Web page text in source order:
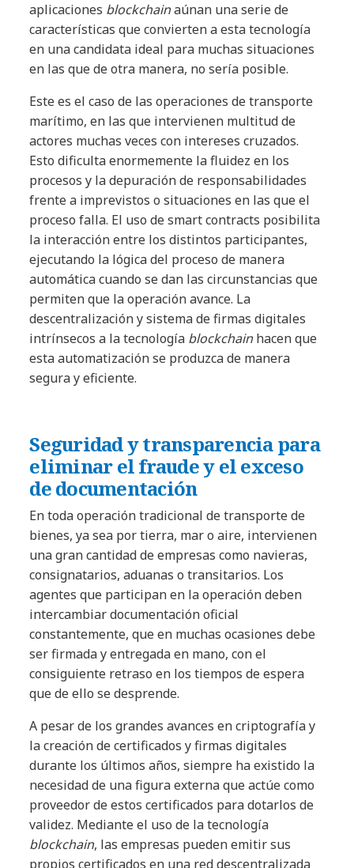
aplicaciones blockchainaúnan una serie de
características que convierten a esta tecnología
en una candidata ideal para muchas situaciones
en las que de otra manera, no sería posible.
Este es el caso de las operaciones de transporte
marítimo, en las que intervienen multitud de
actores muchas veces con intereses cruzados.
Esto dificulta enormemente la fluidez en los
procesos y la depuración de responsabilidades
frente a imprevistos o situaciones en las que el
proceso falla. El uso de smart contracts posibilita
la interacción entre los distintos participantes,
ejecutando la lógica del proceso de manera
automática cuando se dan las circunstancias que
permiten que la operación avance. La
descentralización y sistema de firmas digitales
intrínsecos a la tecnología blockchainhacen que
esta automatización se produzca de manera
segura y eficiente.
Seguridad y transparencia para
eliminar el fraude y el exceso
de documentación
En toda operación tradicional de transporte de
bienes, ya sea por tierra, mar o aire, intervienen
una gran cantidad de empresas como navieras,
consignatarios, aduanas o transitarios. Los
agentes que participan en la operación deben
intercambiar documentación oficial
constantemente, que en muchas ocasiones debe
ser firmada y entregada en mano, con el
consiguiente retraso en los tiempos de espera
que de ello se desprende.
A pesar de los grandes avances en criptografía y
la creación de certificados y firmas digitales
durante los últimos años, siempre ha existido la
necesidad de una figura externa que actúe como
proveedor de estos certificados para dotarlos de
validez. Mediante el uso de la tecnología
blockchain, las empresas pueden emitir sus
propios certificados en una red descentralizada